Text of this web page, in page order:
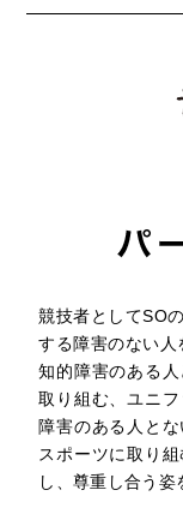
競技者としてSO
する障害のない人
知的障害のある
取り組む、ユニ
障害のある人と
スポーツに取り
し、尊重し合う姿